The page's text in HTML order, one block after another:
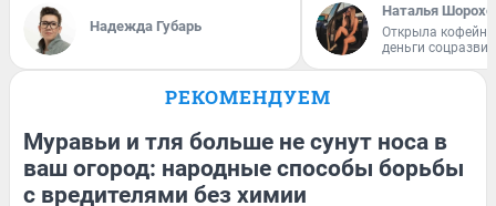
Надежда Губарь
Наталья
Открыла
деньги
РЕКОМЕНДУЕМ
Муравьи и тля больше не сунут носа в
ваш огород: народные способы борьбы
с вредителями без химии